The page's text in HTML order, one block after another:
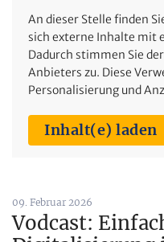
An dieser Stelle finden
sich externe Inhalte mit
Dadurch stimmen Sie
Anbieters zu. Diese
Personalisierung und
Inhalt(e) laden
09. Februar 2026
Vodcast: